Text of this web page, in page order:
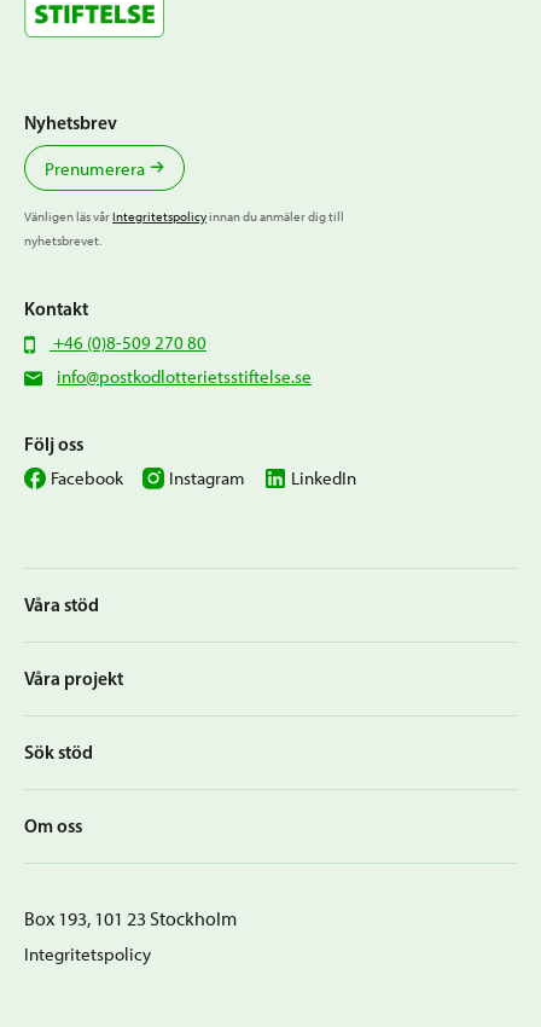
Våra stöd
Våra projekt
Sök stöd
Om oss
Nyhetsbrev
Prenumerera
Vänligen läs vårIntegritetspolicyinnan du anmäler dig till
nyhetsbrevet.
Kontakt
+46 (0)8-509 270 80
info@postkodlotterietsstiftelse.se
Följ oss
Facebook Instagram LinkedIn
Box 193, 101 23 Stockholm
Integritetspolicy